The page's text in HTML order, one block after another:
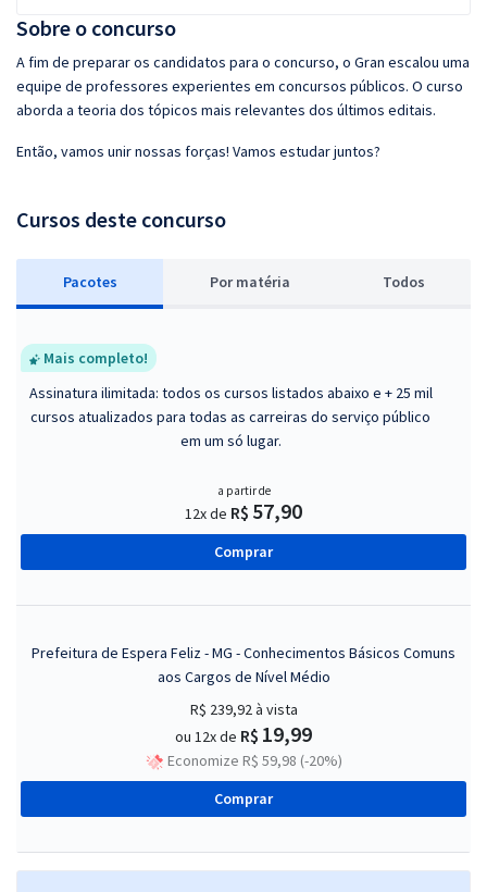
Sobre o concurso
A fim de preparar os candidatos para o concurso, o Gran escalou uma
equipe de professores experientes em concursos públicos. O curso
aborda a teoria dos tópicos mais relevantes dos últimos editais.
Então, vamos unir nossas forças! Vamos estudar juntos?
Cursos deste concurso
Pacotes Por matéria Todos
Mais completo!
Assinatura ilimitada: todos os cursos listados abaixo e + 25 mil
cursos atualizados para todas as carreiras do serviço público
em um só lugar.
a partir de
12x de R$ 57,90
Comprar
Prefeitura de Espera Feliz - MG - Conhecimentos Básicos Comuns
aos Cargos de Nível Médio
R$ 239,92à vista
ou 12x de R$ 19,99
Economize R$ 59,98 (-20%)
Comprar